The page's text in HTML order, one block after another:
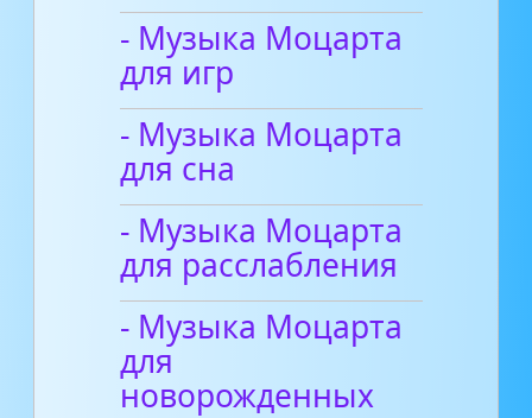
- Музыка Моцарта
для игр
- Музыка Моцарта
для сна
- Музыка Моцарта
для расслабления
- Музыка Моцарта
для
новорожденных